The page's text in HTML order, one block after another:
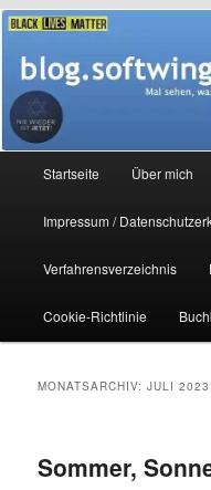
Zum
primären
Inhalt
springen
Zum
sekundären
Inhalt
springen
Mal sehen, was hieraus
Startseite Über mich
Impressum /
Verfahrensverzeichnis
Cookie-Richtlinie
MONATSARCHIV:JULI 2023
Sommer,